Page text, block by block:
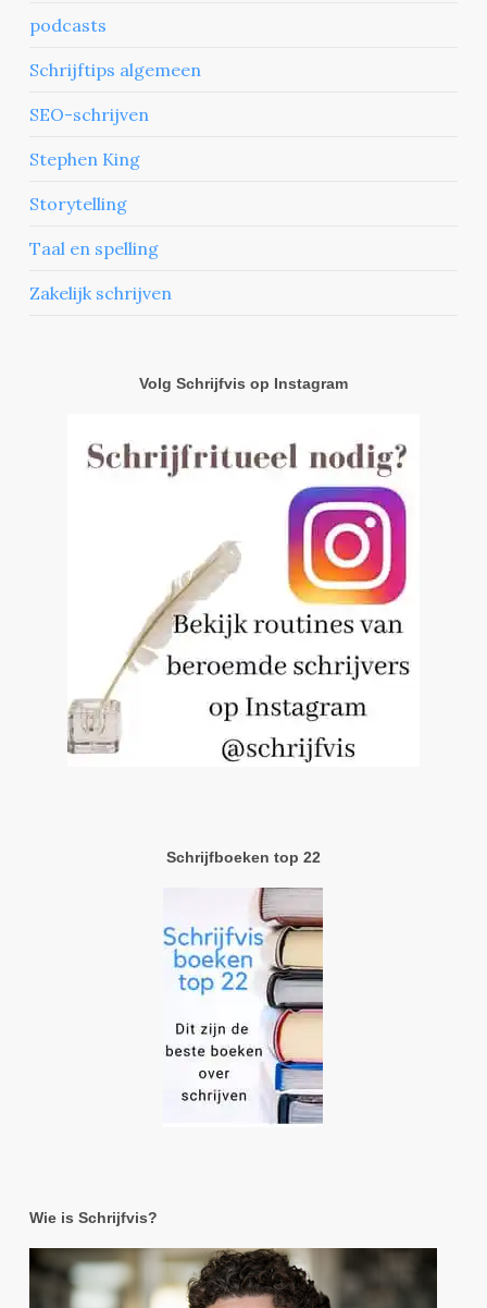
podcasts
Schrijftips algemeen
SEO-schrijven
Stephen King
Storytelling
Taal en spelling
Zakelijk schrijven
Volg Schrijfvis op Instagram
Schrijfboeken top 22
Wie is Schrijfvis?